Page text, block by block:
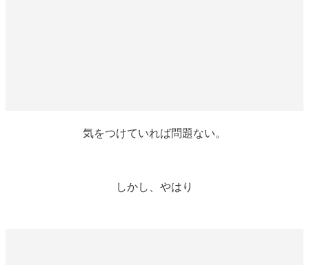
気をつけていれば問題ない。
しかし、やはり